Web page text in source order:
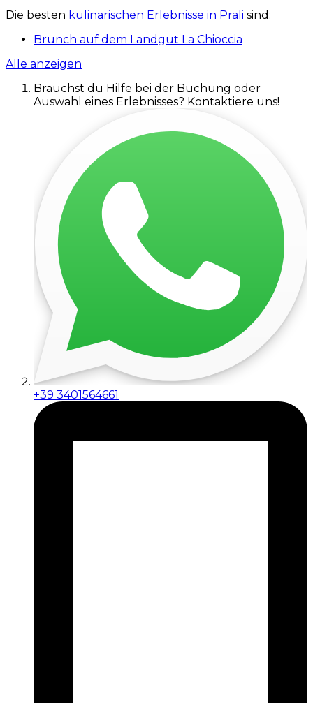
Die besten kulinarischen Erlebnisse in Prali sind:
Brunch auf dem Landgut La Chioccia
Alle anzeigen
Brauchst du Hilfe bei der Buchung oder
Auswahl eines Erlebnisses? Kontaktiere uns!
+39 3401564661